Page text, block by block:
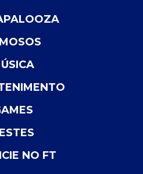
NO FT